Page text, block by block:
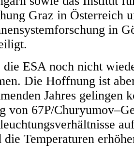
Graz in Österreich
in
die ESA noch nicht
Die Hoffnung ist
Jahres gelingen
von 67P/
die Temperaturen